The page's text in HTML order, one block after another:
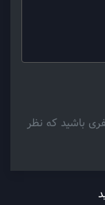
باشید که نظر